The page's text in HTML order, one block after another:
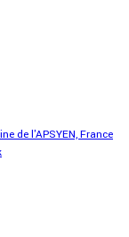
de l'APSYEN, France